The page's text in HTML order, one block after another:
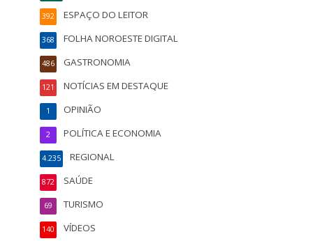
ESPAÇO DO LEITOR
392
FOLHA NOROESTE DIGITAL
368
GASTRONOMIA
486
NOTÍCIAS EM DESTAQUE
121
OPINIÃO
1
POLÍTICA E ECONOMIA
2
REGIONAL
4.235
SAÚDE
872
TURISMO
69
VÍDEOS
140